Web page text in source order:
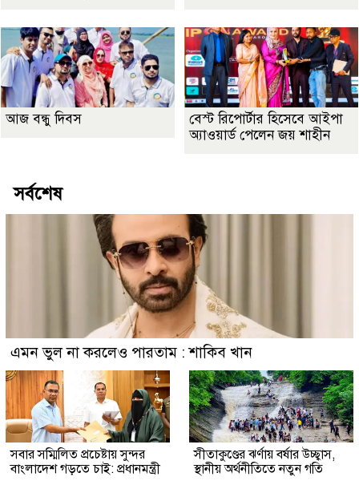
আজ বন্ধু দিবস
বেস্ট রিপোর্টার হিসেবে আইপা
অ্যাওয়ার্ড পেলেন জয় শাহীন
সর্বশেষ
এমন ভুল না করলেও পারতাম : শাকিব খান
সবার সম্মিলিত প্রচেষ্টায় সুন্দর
বাংলাদেশ গড়তে চাই: প্রধানমন্ত্রী
সীতাকুণ্ডের ঝর্ণায় বর্ষার উচ্ছ্বাস,
স্থানীয় অর্থনীতিতে নতুন গতি